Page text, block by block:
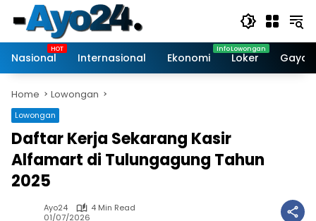
content
Nasional
Internasional Ekonomi Loker Gaya
Home Lowongan
Lowongan
Daftar Kerja Sekarang Kasir
Alfamart di Tulungagung Tahun
2025
Ayo24
4 Min Read
01/07/2026